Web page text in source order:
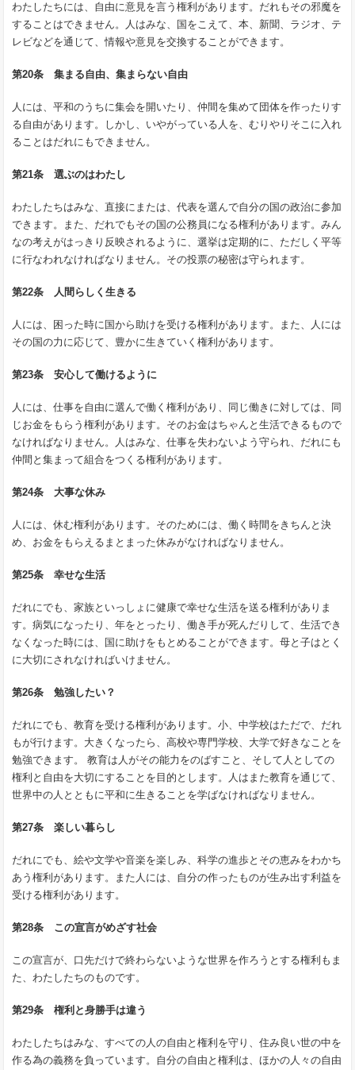
わたしたちには、自由に意見を言う権利があります。だれもその邪魔を
することはできません。人はみな、国をこえて、本、新聞、ラジオ、テ
レビなどを通じて、情報や意見を交換することができます。
第20条 集まる自由、集まらない自由
人には、平和のうちに集会を開いたり、仲間を集めて団体を作ったりす
る自由があります。しかし、いやがっている人を、むりやりそこに入れ
ることはだれにもできません。
第21条 選ぶのはわたし
わたしたちはみな、直接にまたは、代表を選んで自分の国の政治に参加
できます。また、だれでもその国の公務員になる権利があります。みん
なの考えがはっきり反映されるように、選挙は定期的に、ただしく平等
に行なわれなければなりません。その投票の秘密は守られます。
第22条 人間らしく生きる
人には、困った時に国から助けを受ける権利があります。また、人には
その国の力に応じて、豊かに生きていく権利があります。
第23条 安心して働けるように
人には、仕事を自由に選んで働く権利があり、同じ働きに対しては、同
じお金をもらう権利があります。そのお金はちゃんと生活できるもので
なければなりません。人はみな、仕事を失わないよう守られ、だれにも
仲間と集まって組合をつくる権利があります。
第24条 大事な休み
人には、休む権利があります。そのためには、働く時間をきちんと決
め、お金をもらえるまとまった休みがなければなりません。
第25条 幸せな生活
だれにでも、家族といっしょに健康で幸せな生活を送る権利がありま
す。病気になったり、年をとったり、働き手が死んだりして、生活でき
なくなった時には、国に助けをもとめることができます。母と子はとく
に大切にされなければいけません。
第26条 勉強したい？
だれにでも、教育を受ける権利があります。小、中学校はただで、だれ
もが行けます。大きくなったら、高校や専門学校、大学で好きなことを
勉強できます。 教育は人がその能力をのばすこと、そして人としての
権利と自由を大切にすることを目的とします。人はまた教育を通じて、
世界中の人とともに平和に生きることを学ばなければなりません。
第27条 楽しい暮らし
だれにでも、絵や文学や音楽を楽しみ、科学の進歩とその恵みをわかち
あう権利があります。また人には、自分の作ったものが生み出す利益を
受ける権利があります。
第28条 この宣言がめざす社会
この宣言が、口先だけで終わらないような世界を作ろうとする権利もま
た、わたしたちのものです。
第29条 権利と身勝手は違う
わたしたちはみな、すべての人の自由と権利を守り、住み良い世の中を
作る為の義務を負っています。自分の自由と権利は、ほかの人々の自由